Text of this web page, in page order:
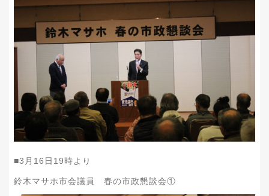
■3 月 16 日 19時より
鈴木マサホ市会議員 春の市政懇談会①